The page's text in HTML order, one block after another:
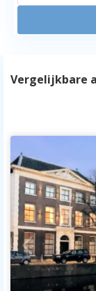
Vergelijkbare